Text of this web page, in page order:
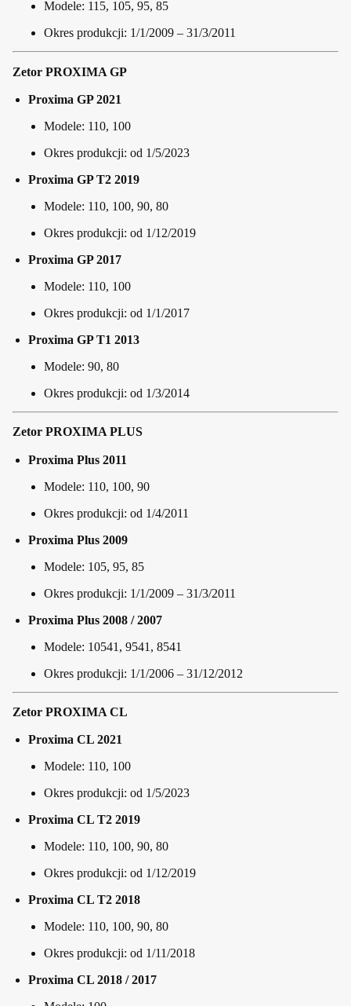
Modele: 115, 105, 95, 85
Okres produkcji: 1/1/2009 – 31/3/2011
Zetor PROXIMA GP
Proxima GP 2021
Modele: 110, 100
Okres produkcji: od 1/5/2023
Proxima GP T2 2019
Modele: 110, 100, 90, 80
Okres produkcji: od 1/12/2019
Proxima GP 2017
Modele: 110, 100
Okres produkcji: od 1/1/2017
Proxima GP T1 2013
Modele: 90, 80
Okres produkcji: od 1/3/2014
Zetor PROXIMA PLUS
Proxima Plus 2011
Modele: 110, 100, 90
Okres produkcji: od 1/4/2011
Proxima Plus 2009
Modele: 105, 95, 85
Okres produkcji: 1/1/2009 – 31/3/2011
Proxima Plus 2008 / 2007
Modele: 10541, 9541, 8541
Okres produkcji: 1/1/2006 – 31/12/2012
Zetor PROXIMA CL
Proxima CL 2021
Modele: 110, 100
Okres produkcji: od 1/5/2023
Proxima CL T2 2019
Modele: 110, 100, 90, 80
Okres produkcji: od 1/12/2019
Proxima CL T2 2018
Modele: 110, 100, 90, 80
Okres produkcji: od 1/11/2018
Proxima CL 2018 / 2017